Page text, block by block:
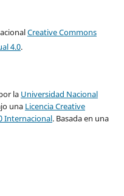
Creative Commons
4.0.
la Universidad Nacional
una Licencia Creative
Internacional. Basada en una